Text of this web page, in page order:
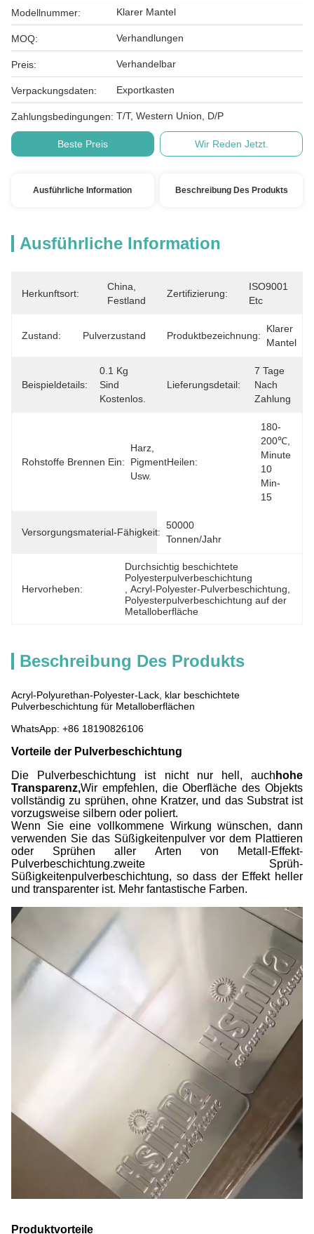
Modellnummer: Klarer Mantel
MOQ: Verhandlungen
Preis: Verhandelbar
Verpackungsdaten: Exportkasten
Zahlungsbedingungen: T/T, Western Union, D/P
Beste Preis Wir Reden Jetzt.
Ausführliche Information Beschreibung Des Produkts
Ausführliche Information
Herkunftsort:
China,
Festland
Zertifizierung:
ISO9001
Etc
Zustand: Pulverzustand Produktbezeichnung:
Klarer
Mantel
Beispieldetails:
0.1 Kg
Sind
Kostenlos.
Lieferungsdetail:
7 Tage
Nach
Zahlung
Rohstoffe Brennen Ein:
Harz,
Pigment
Usw.
Heilen:
180-
200℃,
Minute
10
Min-
15
Versorgungsmaterial-Fähigkeit:
50000
Tonnen/Jahr
Hervorheben:
Durchsichtig beschichtete
Polyesterpulverbeschichtung
, Acryl-Polyester-Pulverbeschichtung
Polyesterpulverbeschichtung auf der
Metalloberfläche
Beschreibung Des Produkts
Acryl-Polyurethan-Polyester-Lack, klar beschichtete
Pulverbeschichtung für Metalloberflächen
WhatsApp: +86 18190826106
Vorteile der Pulverbeschichtung
Die Pulverbeschichtung ist nicht nur hell, auch hohe
Transparenz,Wir empfehlen, die Oberfläche des Objekts
vollständig zu sprühen, ohne Kratzer, und das Substrat ist
vorzugsweise silbern oder poliert.
Wenn Sie eine vollkommene Wirkung wünschen, dann
verwenden Sie das Süßigkeitenpulver vor dem Plattieren
oder Sprühen aller Arten von Metall-Effekt-
Pulverbeschichtung.zweite Sprüh-
Süßigkeitenpulverbeschichtung, so dass der Effekt heller
und transparenter ist. Mehr fantastische Farben.
Produktvorteile